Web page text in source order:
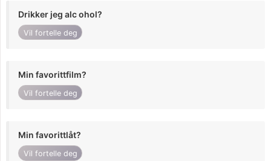
Drikker jeg alc ohol?
Vil fortelle deg
Min favorittfilm?
Vil fortelle deg
Min favorittlåt?
Vil fortelle deg